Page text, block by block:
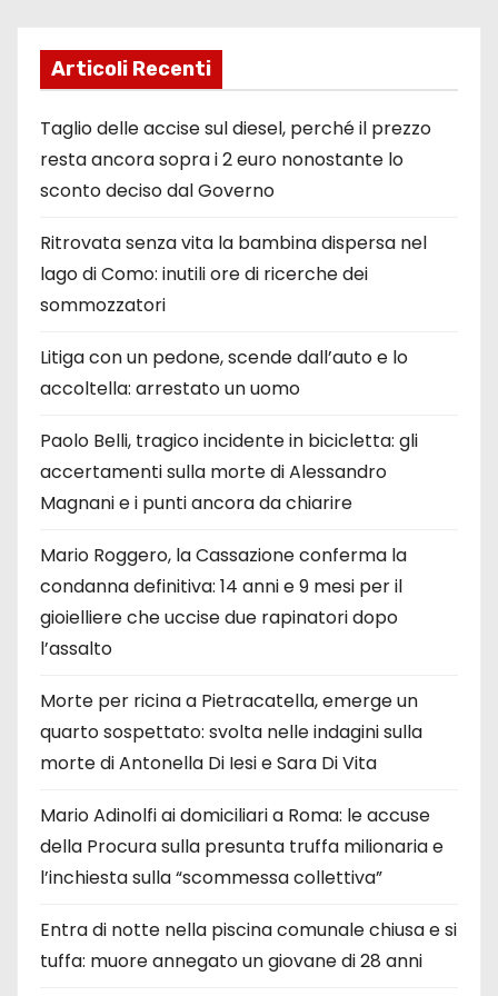
Articoli Recenti
Taglio delle accise sul diesel, perché il prezzo
resta ancora sopra i 2 euro nonostante lo
sconto deciso dal Governo
Ritrovata senza vita la bambina dispersa nel
lago di Como: inutili ore di ricerche dei
sommozzatori
Litiga con un pedone, scende dall’auto e lo
accoltella: arrestato un uomo
Paolo Belli, tragico incidente in bicicletta: gli
accertamenti sulla morte di Alessandro
Magnani e i punti ancora da chiarire
Mario Roggero, la Cassazione conferma la
condanna definitiva: 14 anni e 9 mesi per il
gioielliere che uccise due rapinatori dopo
l’assalto
Morte per ricina a Pietracatella, emerge un
quarto sospettato: svolta nelle indagini sulla
morte di Antonella Di Iesi e Sara Di Vita
Mario Adinolfi ai domiciliari a Roma: le accuse
della Procura sulla presunta truffa milionaria e
l’inchiesta sulla “scommessa collettiva”
Entra di notte nella piscina comunale chiusa e si
tuffa: muore annegato un giovane di 28 anni